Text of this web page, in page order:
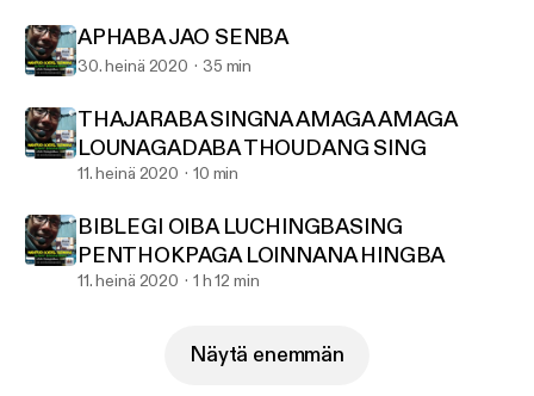
APHABA JAO SENBA
30. heinä 2020 35 min
THAJARABA SINGNA AMAGA AMAGA
LOUNAGADABA THOUDANG SING
11. heinä 2020 10 min
BIBLEGI OIBA LUCHINGBASING
PENTHOKPAGA LOINNANA HINGBA
11. heinä 2020 1 h 12 min
Näytä enemmän